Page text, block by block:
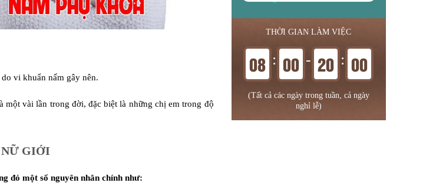
vi khuẩn nấm gây nên.
một vài lần trong đời, đặc biệt là những chị em trong độ
NỮ GIỚI
đó một số nguyên nhân chính như:
THỜI GIAN LÀM VIỆC
08 : 00 - 20 : 00
(Tất cả các ngày trong tuần, cả ngày
nghỉ lễ)